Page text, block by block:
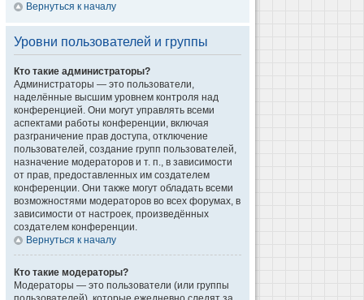
Вернуться к началу
Уровни пользователей и группы
Кто такие администраторы?
Администраторы — это пользователи,
наделённые высшим уровнем контроля над
конференцией. Они могут управлять всеми
аспектами работы конференции, включая
разграничение прав доступа, отключение
пользователей, создание групп пользователей,
назначение модераторов и т. п., в зависимости
от прав, предоставленных им создателем
конференции. Они также могут обладать всеми
возможностями модераторов во всех форумах, в
зависимости от настроек, произведённых
создателем конференции.
Вернуться к началу
Кто такие модераторы?
Модераторы — это пользователи (или группы